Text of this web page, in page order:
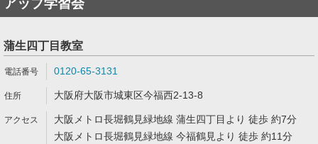
アップ学習会
蒲生四丁目教室
0120-65-3131
大阪府大阪市城東区今福西2-13-8
大阪メトロ長堀鶴見緑地線 蒲生四丁目より 徒歩 約7分
大阪メトロ長堀鶴見緑地線 今福鶴見より 徒歩 約11分